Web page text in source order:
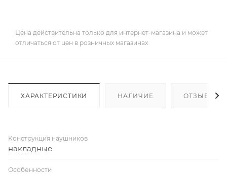
Цена действительна только для интернет-магазина и может
отличаться от цен в розничных магазинах
ХАРАКТЕРИСТИКИ НАЛИЧИЕ ОТЗЫВЫ
Конструкция наушников
накладные
Особенности